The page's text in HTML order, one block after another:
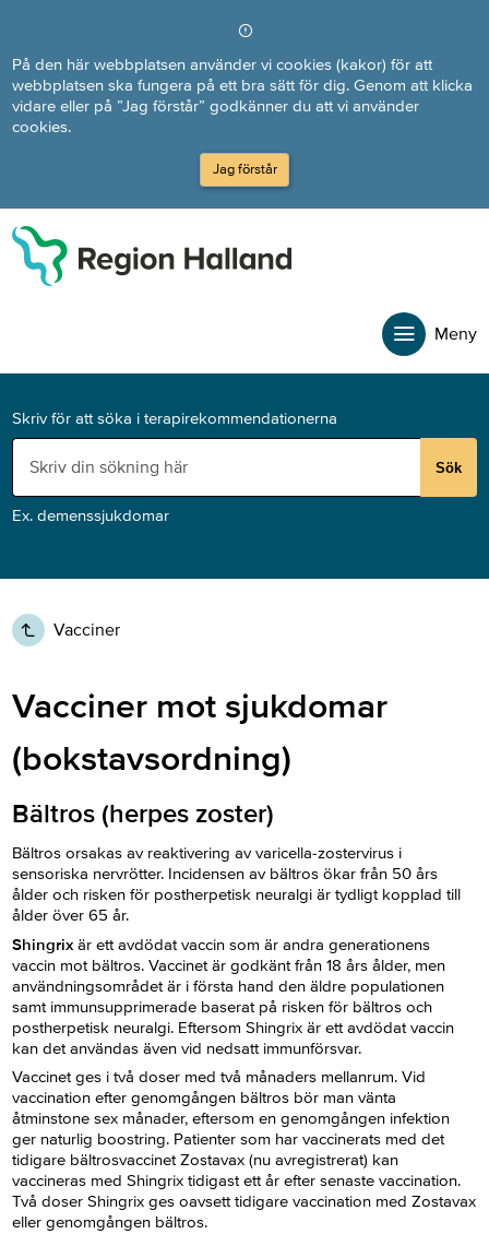
På den här webbplatsen använder vi cookies (kakor) för att
webbplatsen ska fungera på ett bra sätt för dig. Genom att klicka
vidare eller på ”Jag förstår” godkänner du att vi använder
cookies.
Jag förstår
Meny
Skriv för att söka i terapirekommendationerna
Sök
Ex. demenssjukdomar
Vacciner
Vacciner mot sjukdomar
(bokstavsordning)
Bältros (herpes zoster)
Bältros orsakas av reaktivering av varicella-zostervirus i
sensoriska nervrötter. Incidensen av bältros ökar från 50 års
ålder och risken för postherpetisk neuralgi är tydligt kopplad till
ålder över 65 år.
Shingrix är ett avdödat vaccin som är andra generationens
vaccin mot bältros. Vaccinet är godkänt från 18 års ålder, men
användningsområdet är i första hand den äldre populationen
samt immunsupprimerade baserat på risken för bältros och
postherpetisk neuralgi. Eftersom Shingrix är ett avdödat vaccin
kan det användas även vid nedsatt immunförsvar.
Vaccinet ges i två doser med två månaders mellanrum. Vid
vaccination efter genomgången bältros bör man vänta
åtminstone sex månader, eftersom en genomgången infektion
ger naturlig boostring. Patienter som har vaccinerats med det
tidigare bältrosvaccinet Zostavax (nu avregistrerat) kan
vaccineras med Shingrix tidigast ett år efter senaste vaccination.
Två doser Shingrix ges oavsett tidigare vaccination med Zostavax
eller genomgången bältros.